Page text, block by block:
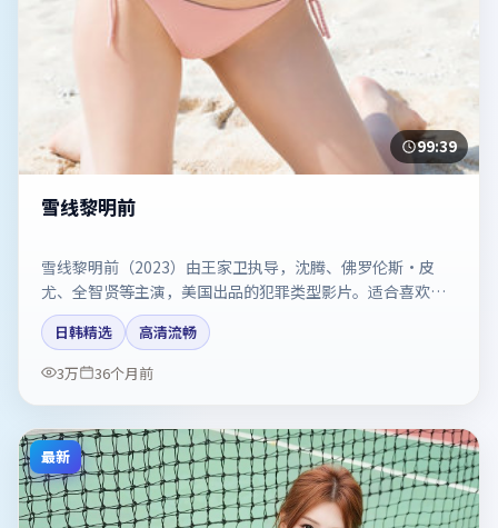
99:39
雪线黎明前
雪线黎明前（2023）由王家卫执导，沈腾、佛罗伦斯·皮
尤、全智贤等主演，美国出品的犯罪类型影片。适合喜欢强
情节与反转的观众。剧情简介与主创信息可供检索参考，上
映日期以片方资料为准。
日韩精选
高清流畅
3万
36个月前
最新